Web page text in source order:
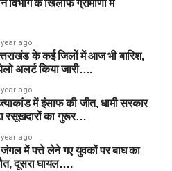
विभाग के खिलाफ ग्रामीणों में
year ago
के कई जिलों में आज भी बारिश,
अलर्ट किया जारी….
year ago
में इंसाफ की जीत, धामी सरकार
रसूखदारों का गुरूर…
year ago
में पत्ते लेने गए युवकों पर बाघ का
दूसरा घायल….